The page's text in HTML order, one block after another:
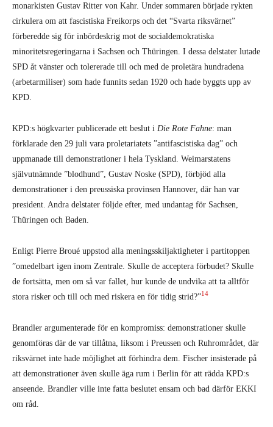
monarkisten Gustav Ritter von Kahr. Under sommaren började rykten
cirkulera om att fascistiska Freikorps och det “Svarta riksvärnet”
förberedde sig för inbördeskrig mot de socialdemokratiska
minoritetsregeringarna i Sachsen och Thüringen. I dessa delstater lutade
SPD åt vänster och tolererade till och med de proletära hundradena
(arbetarmiliser) som hade funnits sedan 1920 och hade byggts upp av
KPD.
KPD:s högkvarter publicerade ett beslut i Die Rote Fahne: man
förklarade den 29 juli vara proletariatets ”antifascistiska dag” och
uppmanade till demonstrationer i hela Tyskland. Weimarstatens
självutnämnde ”blodhund”, Gustav Noske (SPD), förbjöd alla
demonstrationer i den preussiska provinsen Hannover, där han var
president. Andra delstater följde efter, med undantag för Sachsen,
Thüringen och Baden.
Enligt Pierre Broué uppstod alla meningsskiljaktigheter i partitoppen
”omedelbart igen inom Zentrale. Skulle de acceptera förbudet? Skulle
de fortsätta, men om så var fallet, hur kunde de undvika att ta alltför
stora risker och till och med riskera en för tidig strid?”14
Brandler argumenterade för en kompromiss: demonstrationer skulle
genomföras där de var tillåtna, liksom i Preussen och Ruhrområdet, där
riksvärnet inte hade möjlighet att förhindra dem. Fischer insisterade på
att demonstrationer även skulle äga rum i Berlin för att rädda KPD:s
anseende. Brandler ville inte fatta beslutet ensam och bad därför EKKI
om råd.